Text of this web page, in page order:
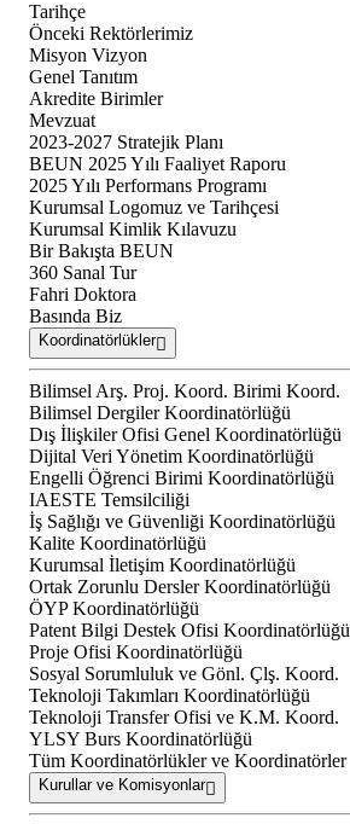
Tarihçe
Önceki Rektörlerimiz
Misyon Vizyon
Genel Tanıtım
Akredite Birimler
Mevzuat
2023-2027 Stratejik Planı
BEUN 2025 Yılı Faaliyet Raporu
2025 Yılı Performans Programı
Kurumsal Logomuz ve Tarihçesi
Kurumsal Kimlik Kılavuzu
Bir Bakışta BEUN
360 Sanal Tur
Fahri Doktora
Basında Biz
Koordinatörlükler
Bilimsel Arş. Proj. Koord. Birimi Koord.
Bilimsel Dergiler Koordinatörlüğü
Dış İlişkiler Ofisi Genel Koordinatörlüğü
Dijital Veri Yönetim Koordinatörlüğü
Engelli Öğrenci Birimi Koordinatörlüğü
IAESTE Temsilciliği
İş Sağlığı ve Güvenliği Koordinatörlüğü
Kalite Koordinatörlüğü
Kurumsal İletişim Koordinatörlüğü
Ortak Zorunlu Dersler Koordinatörlüğü
ÖYP Koordinatörlüğü
Patent Bilgi Destek Ofisi Koordinatörlüğü
Proje Ofisi Koordinatörlüğü
Sosyal Sorumluluk ve Gönl. Çlş. Koord.
Teknoloji Takımları Koordinatörlüğü
Teknoloji Transfer Ofisi ve K.M. Koord.
YLSY Burs Koordinatörlüğü
Tüm Koordinatörlükler ve Koordinatörler
Kurullar ve Komisyonlar